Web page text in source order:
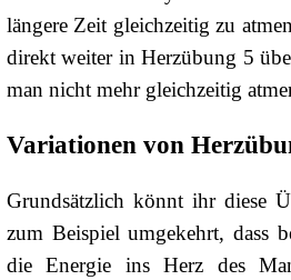
längere Zeit gleichzeitig zu
direkt weiter in Herzübung 5
man nicht mehr gleichzeitig
Variationen von
Grundsätzlich könnt ihr diese
zum Beispiel umgekehrt, dass
die Energie ins Herz des